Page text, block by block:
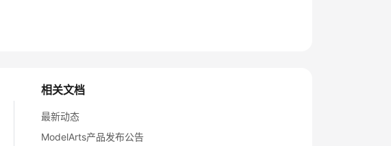
相关文档
最新动态
ModelArts产品发布公告